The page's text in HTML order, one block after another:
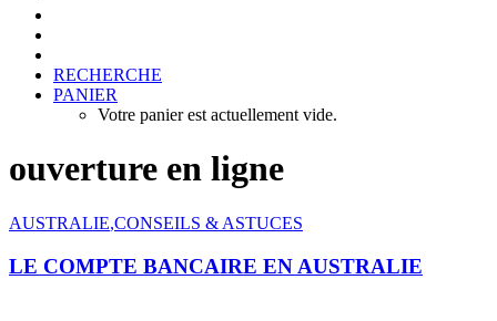
RECHERCHE
PANIER
Votre panier est actuellement vide.
ouverture en ligne
AUSTRALIE,CONSEILS & ASTUCES
LE COMPTE BANCAIRE EN AUSTRALIE